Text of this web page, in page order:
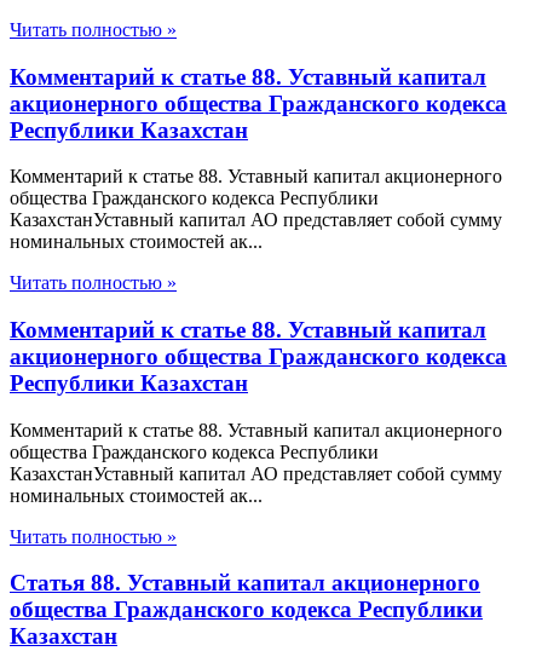
Читать полностью »
Комментарий к статье 88. Уставный капитал
акционерного общества Гражданского кодекса
Республики Казахстан
Комментарий к статье 88. Уставный капитал акционерного
общества Гражданского кодекса Республики
КазахстанУставный капитал АО представляет собой сумму
номинальных стоимостей ак...
Читать полностью »
Комментарий к статье 88. Уставный капитал
акционерного общества Гражданского кодекса
Республики Казахстан
Комментарий к статье 88. Уставный капитал акционерного
общества Гражданского кодекса Республики
КазахстанУставный капитал АО представляет собой сумму
номинальных стоимостей ак...
Читать полностью »
Статья 88. Уставный капитал акционерного
общества Гражданского кодекса Республики
Казахстан